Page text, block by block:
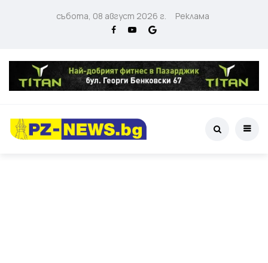
събота, 08 август 2026 г. Реклама